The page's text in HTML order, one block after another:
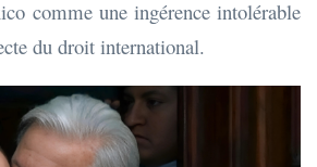
comme une ingérence intolérable
du droit international.